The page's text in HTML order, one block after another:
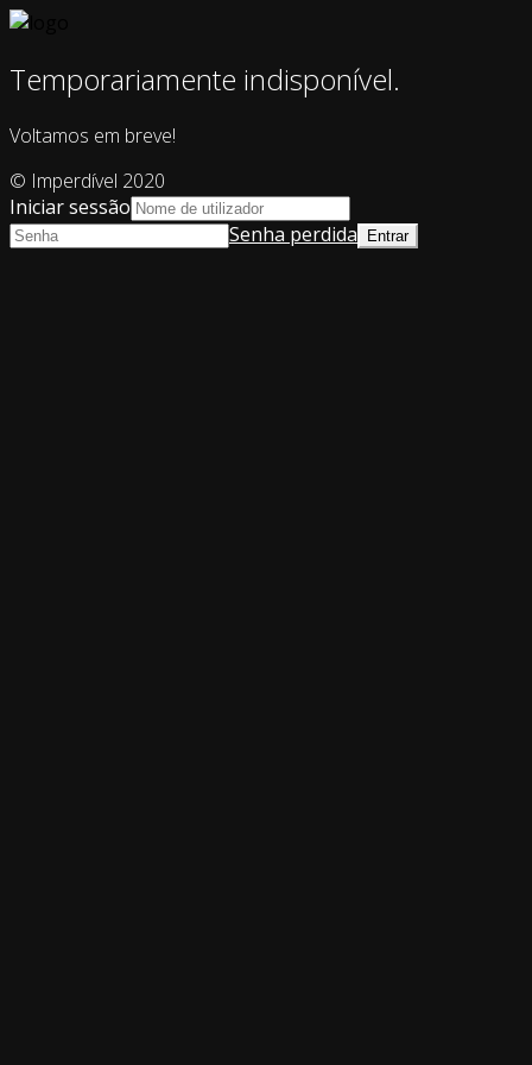
Temporariamente indisponível.
Voltamos em breve!
© Imperdível 2020
Iniciar sessão
Senha perdida